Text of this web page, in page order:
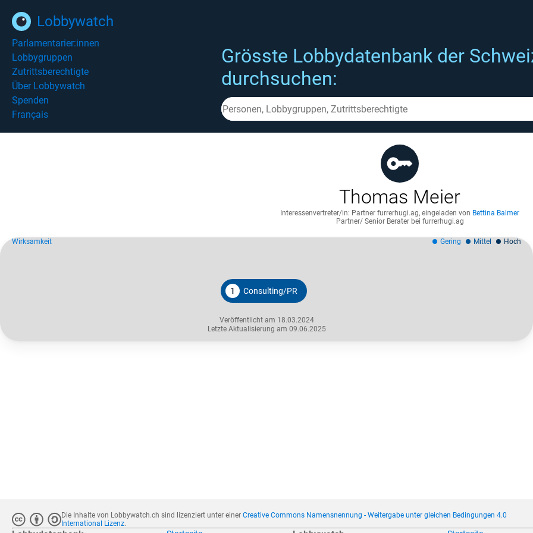
Lobbywatch
Parlamentarier:innen
Lobbygruppen
Zutrittsberechtigte
Über Lobbywatch
Spenden
Français
Grösste Lobbydatenbank der
durchsuchen:
Thomas Meier
Interessenvertreter/in: Partner furrerhugi.ag, eingeladen von Bettina Balmer
Partner/ Senior Berater bei furrerhugi.ag
1 Consulting/PR
Veröffentlicht am 18.03.2024
Letzte Aktualisierung am 09.06.2025
Wirksamkeit Gering Mittel Hoch
Die Inhalte von Lobbywatch.ch sind lizenziert unter einerCreative Commons Namensnennung - Weitergabe unter gleichen Bedingungen 4.0
International Lizenz.